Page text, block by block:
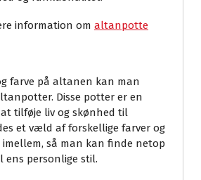
information om altanpotte
farve på altanen kan man
Disse potter er en
tilføje liv og skønhed til
et væld af forskellige farver og
så man kan finde netop
ens personlige stil.